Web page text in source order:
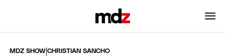
MDZ SHOW |CHRISTIAN SANCHO